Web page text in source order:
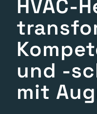
HVAC-
und -
mit